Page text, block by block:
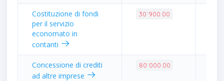
Costituzione di fondi
per il servizio
economato in
contanti
30˙900.00
Concessione di crediti
ad altre imprese
80˙000.00